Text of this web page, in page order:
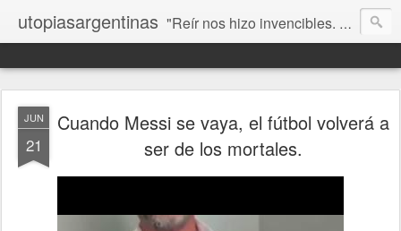
utopiasargentinas "Reír nos hizo invencibles. No como los que siempre ganan, sino como aquellos que no se rinden”. Frida Kahlo
JUN
21
Cuando Messi se vaya, el fútbol volverá a
ser de los mortales.